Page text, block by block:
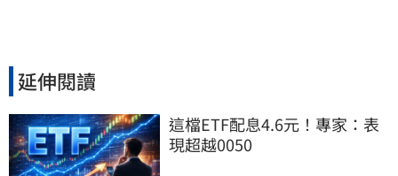
延伸閱讀
這檔ETF配息4.6元！專家：表
現超越0050